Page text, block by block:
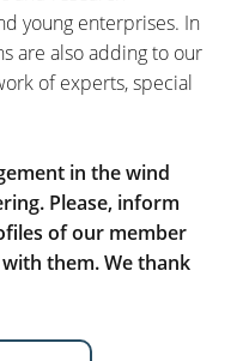
young enterprises. In
are also adding to our
of experts, special
in the wind
Please, inform
of our member
them. We thank